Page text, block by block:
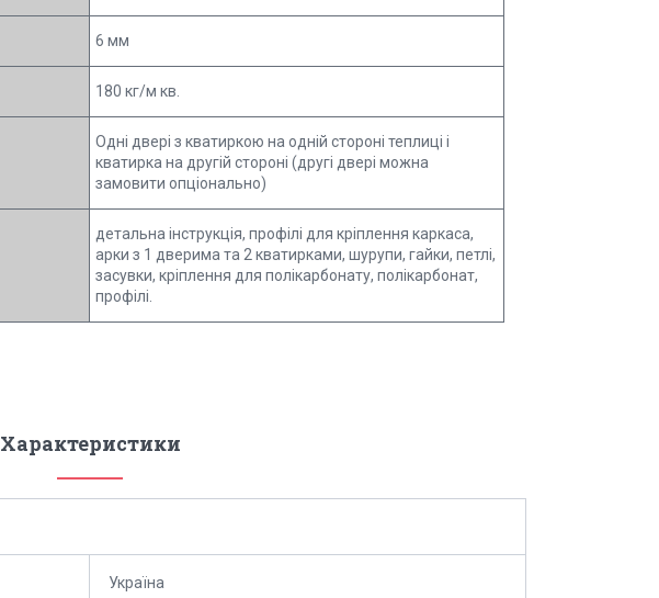
6 мм
180 кг/м кв.
Одні двері з кватиркою на одній стороні теплиці і
кватирка на другій стороні (другі двері можна
замовити опціонально)
детальна інструкція, профілі для кріплення каркаса,
арки з 1 дверима та 2 кватирками, шурупи, гайки, петлі,
засувки, кріплення для полікарбонату, полікарбонат,
профілі.
Характеристики
Україна